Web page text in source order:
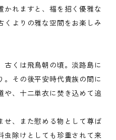
れますと、福を招く優雅な
くよりの雅な空間をお楽しみ
古くは飛鳥朝の頃。淡路島に
。その後平安時代貴族の間に
や、十二単衣に焚き込めて追
せ、また慰める物として尊ば
虫除けとしても珍重されて来